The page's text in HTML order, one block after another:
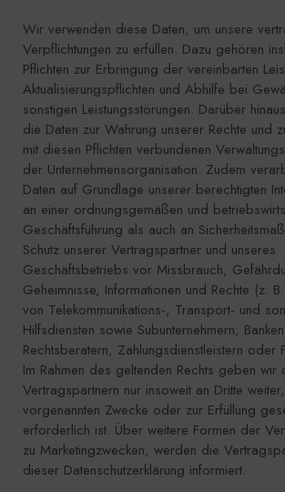
Wir verwenden diese Daten, um unsere
Verpflichtungen zu erfüllen. Dazu gehören
Pflichten zur Erbringung der vereinbarten
Aktualisierungspflichten und Abhilfe bei
sonstigen Leistungsstörungen. Darüber
die Daten zur Wahrung unserer Rechte und
mit diesen Pflichten verbundenen
der Unternehmensorganisation. Zudem
Daten auf Grundlage unserer berechtigten
an einer ordnungsgemäßen und
Geschäftsführung als auch an
Schutz unserer Vertragspartner und unseres
Geschäftsbetriebs vor Missbrauch,
Geheimnisse, Informationen und Rechte (z.
von Telekommunikations-, Transport- und
Hilfsdiensten sowie Subunternehmern,
Rechtsberatern, Zahlungsdienstleistern oder
Im Rahmen des geltenden Rechts geben wir
Vertragspartnern nur insoweit an Dritte
vorgenannten Zwecke oder zur Erfüllung
erforderlich ist. Über weitere Formen der
zu Marketingzwecken, werden die
dieser Datenschutzerklärung informiert.